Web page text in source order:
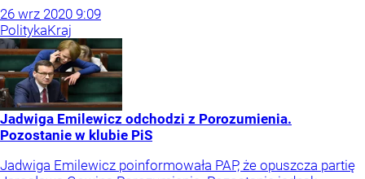
26 wrz 2020 9:09
PolitykaKraj
Jadwiga Emilewicz odchodzi z Porozumienia.
Pozostanie w klubie PiS
Jadwiga Emilewicz poinformowała PAP, że opuszcza partię